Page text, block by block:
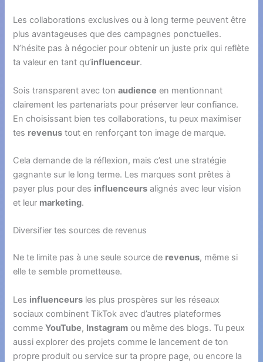
Les collaborations exclusives ou à long terme peuvent être
plus avantageuses que des campagnes ponctuelles.
N’hésite pas à négocier pour obtenir un juste prix qui reflète
ta valeur en tant qu’influenceur.
Sois transparent avec tonaudience en mentionnant
clairement les partenariats pour préserver leur confiance.
En choisissant bien tes collaborations, tu peux maximiser
tes revenus tout en renforçant ton image de marque.
Cela demande de la réflexion, mais c’est une stratégie
gagnante sur le long terme. Les marques sont prêtes à
payer plus pour des influenceurs alignés avec leur vision
et leur marketing.
Diversifier tes sources de revenus
Ne te limite pas à une seule source de revenus, même si
elle te semble prometteuse.
Les influenceurs les plus prospères sur les réseaux
sociaux combinent TikTok avec d’autres plateformes
commeYouTube, Instagram ou même des blogs. Tu peux
aussi explorer des projets comme le lancement de ton
propre produit ou service sur ta propre page, ou encore la